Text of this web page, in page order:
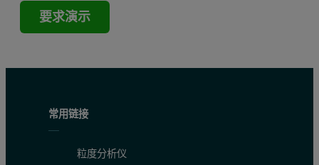
要求演示
常用链接
粒度分析仪